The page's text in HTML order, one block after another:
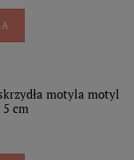
motyla motyl
cm